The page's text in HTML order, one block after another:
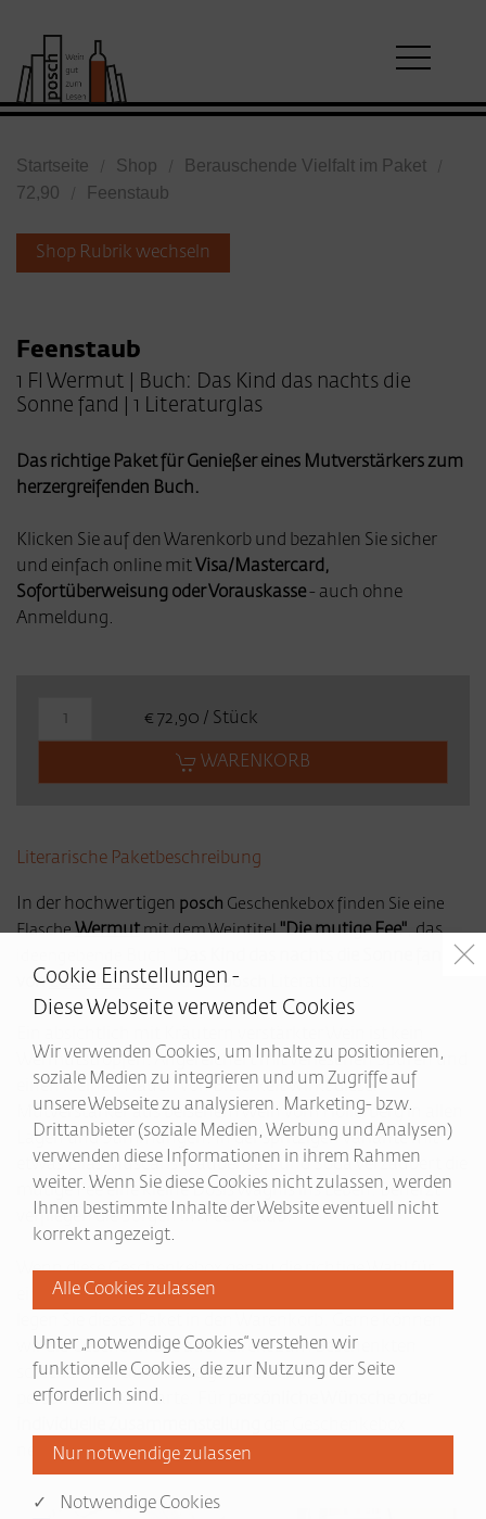
Startseite Shop
Berauschende Vielfalt im Paket
72,90
Feenstaub
Shop Rubrik wechseln
Feenstaub
1 Fl Wermut | Buch: Das Kind das nachts die
Sonne fand | 1 Literaturglas
Das richtige Paket für Genießer eines Mutverstärkers zum
herzergreifenden Buch.
Klicken Sie auf den Warenkorb und bezahlen Sie sicher
und einfach online mit Visa/Mastercard,
Sofortüberweisung oder Vorauskasse- auch ohne
Anmeldung.
€ 72,90 / Stück
WARENKORB
Literarische Paketbeschreibung
In der hochwertigen posch Geschenkebox finden Sie eine
Flasche Wermut mit dem Weintitel"Die mutige Fee", das
"Das Kind das nachts die Sonne fand"
vonLuca di Fulviounddas posch
Wermutstropfen. Angereichert mit verlesenen Spuren und
einen kleinen Hauch von Bitterkeit wirkt dieser
Mutverstärker aus belsenem Wein vom Hollerberg in allen
Lagen und Stimmungen. In der spritzigen Variante mit
etwas Elias Muscaris Traubensaft und Soda verzaubert die
mutige Fee eine kleine Dosis Wagnis ins Leben. Beherzt
verfliegen die Sorgen im Feenstaub.
Wenn diese Geschenkebox genau die richtige Wahl für
eine/einen lesebegeisterte/n Weinliebhaber/in ist, dann
wir die Geschenkidee auch direkt zum Beschenkten
schicken, zB. als Wichtelgeschenk mit einer
personalisierten Karte. Für
nehmen Sie einfach mit unsKontakt
Cookie Einstellungen -
Diese Webseite verwendet Cookies
Wir verwenden Cookies, um Inhalte zu positionieren,
soziale Medien zu integrieren und um Zugriffe auf
unsere Webseite zu analysieren. Marketing- bzw.
Drittanbieter (soziale Medien, Werbung und Analysen)
verwenden diese Informationen in ihrem Rahmen
weiter. Wenn Sie diese Cookies nicht zulassen, werden
Ihnen bestimmte Inhalte der Website eventuell nicht
korrekt angezeigt.
Unter „notwendige Cookies“ verstehen wir
funktionelle Cookies, die zur Nutzung der Seite
erforderlich sind.
✓ Notwendige Cookies